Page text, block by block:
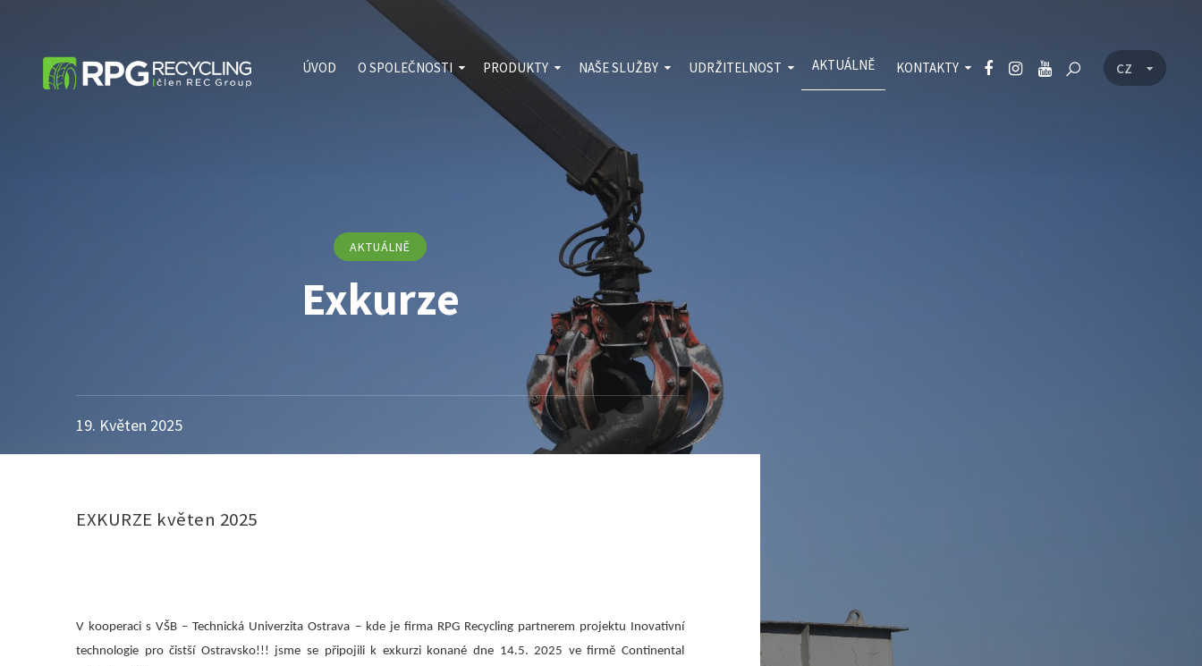
ÚVOD O SPOLEČNOSTI PRODUKTY
Pryžový granulát
Textilní vlákno
NAŠE SLUŽBY
likvidace
pneumatik
Doprava
UDRŽITELNOST AKTUÁLNĚ KONTAKTY CZ
AKTUÁLNĚ
Exkurze
19. Květen 2025
EXKURZE květen 2025
V kooperaci s VŠB – Technická Univerzita Ostrava – kde je firma RPG Recycling partnerem projektu Inovativní
technologie pro čistší Ostravsko!!! jsme se připojili k exkurzi konané dne 14.5. 2025 ve firmě Continental